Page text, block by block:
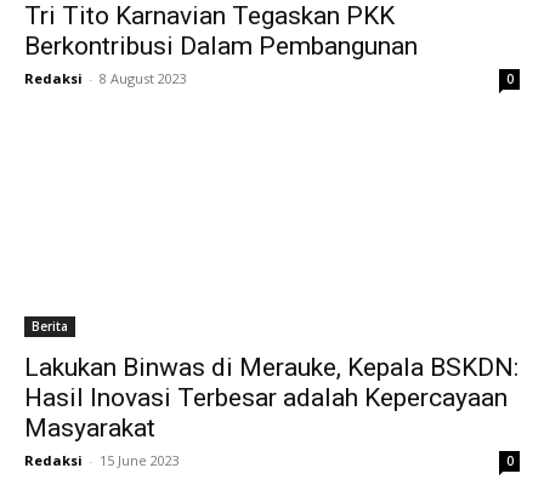
Tri Tito Karnavian Tegaskan PKK
Berkontribusi Dalam Pembangunan
Redaksi - 8 August 2023 0
Berita
Lakukan Binwas di Merauke, Kepala BSKDN:
Hasil Inovasi Terbesar adalah Kepercayaan
Masyarakat
Redaksi - 15 June 2023 0